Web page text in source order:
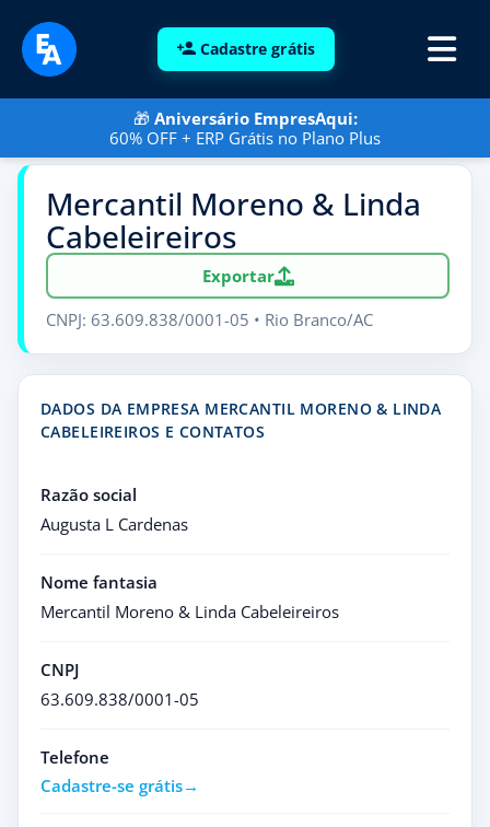
Cadastre grátis
🎁 Aniversário EmpresAqui:
60% OFF + ERP Grátis no Plano Plus
Mercantil Moreno & Linda
Cabeleireiros
Exportar
CNPJ: 63.609.838/0001-05 • Rio Branco/AC
DADOS DA EMPRESA MERCANTIL MORENO & LINDA
CABELEIREIROS E CONTATOS
Razão social
Augusta L Cardenas
Nome fantasia
Mercantil Moreno & Linda Cabeleireiros
CNPJ
63.609.838/0001-05
Telefone
Cadastre-se grátis